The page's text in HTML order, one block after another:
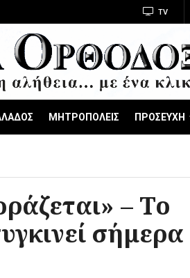
TV
ΜΗΤΡΟΠΟΛΕΙΣ ΠΡΟΣΕΥΧΗ
– Το
σήμερα